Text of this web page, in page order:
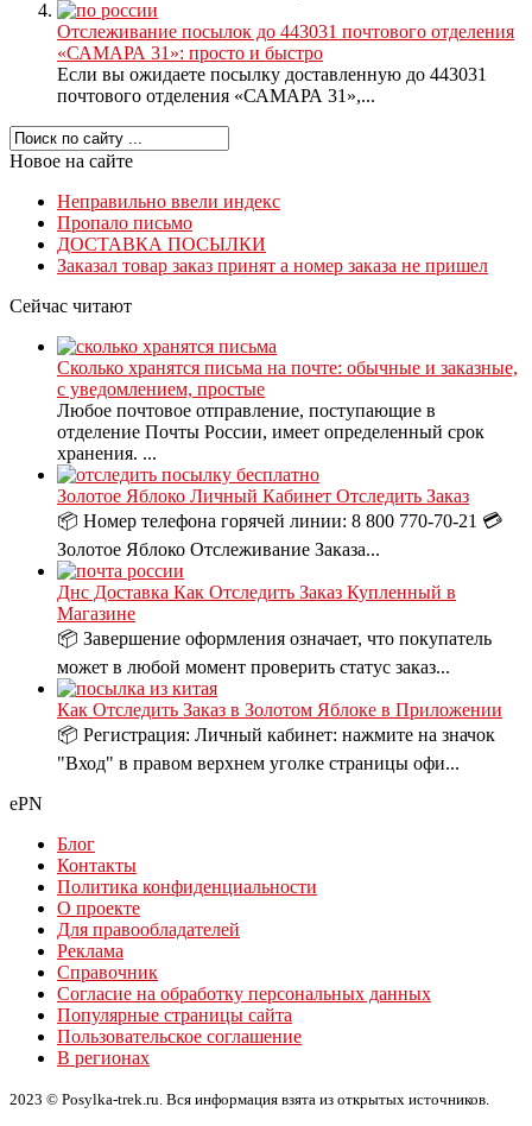
Отслеживание посылок до 443031 почтового отделения
«САМАРА 31»: просто и быстро
Если вы ожидаете посылку доставленную до 443031
почтового отделения «САМАРА 31»,...
Новое на сайте
Неправильно ввели индекс
Пропало письмо
ДОСТАВКА ПОСЫЛКИ
Заказал товар заказ принят а номер заказа не пришел
Сейчас читают
Сколько хранятся письма на почте: обычные и заказные,
с уведомлением, простые
Любое почтовое отправление, поступающие в
отделение Почты России, имеет определенный срок
хранения. ...
Золотое Яблоко Личный Кабинет Отследить Заказ
📦 Номер телефона горячей линии: 8 800 770-70-21 💳
Золотое Яблоко Отслеживание Заказа...
Днс Доставка Как Отследить Заказ Купленный в
Магазине
📦 Завершение оформления означает, что покупатель
может в любой момент проверить статус заказ...
Как Отследить Заказ в Золотом Яблоке в Приложении
📦 Регистрация: Личный кабинет: нажмите на значок
"Вход" в правом верхнем уголке страницы офи...
ePN
Блог
Контакты
Политика конфиденциальности
О проекте
Для правообладателей
Реклама
Справочник
Согласие на обработку персональных данных
Популярные страницы сайта
Пользовательское соглашение
В регионах
2023 © Posylka-trek.ru. Вся информация взята из открытых источников.